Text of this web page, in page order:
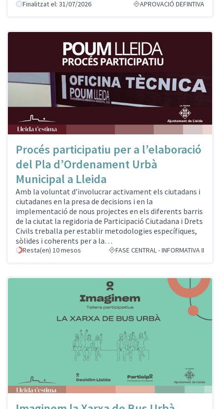
Finalitzat el: 31/07/2026 APROVACIÓ DEFINTIVA
Procés participatiu per a l’elaboració
del Pla d’Ordenament Urbà
Municipal a Lleida
Amb la voluntat d’involucrar activament els ciutadans i
ciutadanes en la presa de decisions i en la
implementació de nous projectes en els diferents barris
de la ciutat la regidoria de Participació Ciutadana i Drets
Civils treballa per establir metodologies específiques,
sòlides i coherents per a la…
Resta(en) 10 mesos FASE CENTRAL - INFORMATIVA II